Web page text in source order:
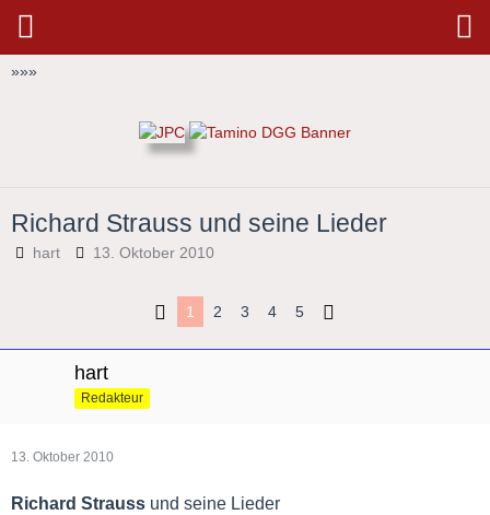
»»»
Richard Strauss und seine Lieder
hart 13. Oktober 2010
1 2 3 4 5
hart
Redakteur
13. Oktober 2010
Richard Strauss und seine Lieder